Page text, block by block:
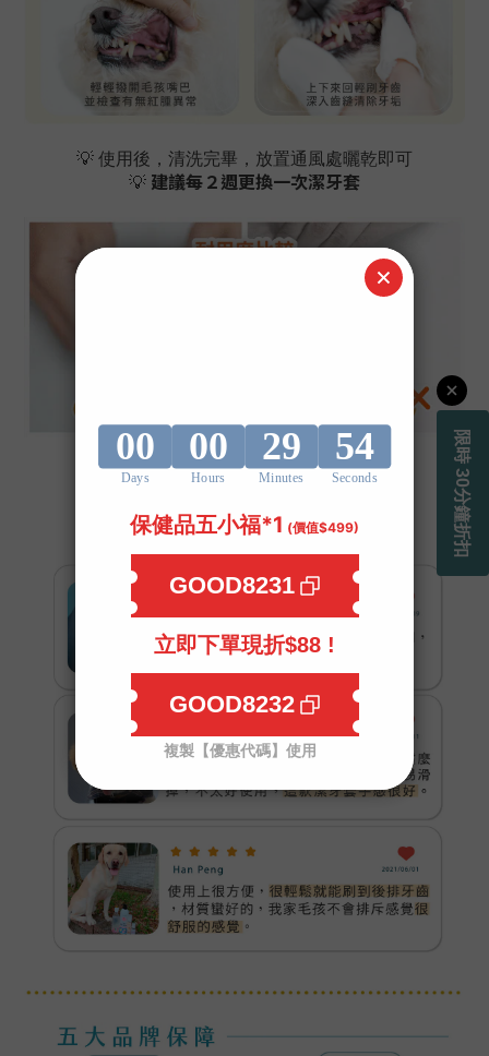
💡 使用後，清洗完畢，放置通風處曬乾即可
💡 建議每２週更換一次潔牙套
﹏﹏﹏﹏﹏﹏﹏﹏﹏﹏﹏﹏﹏﹏
毛爸媽FB評論區真實分享